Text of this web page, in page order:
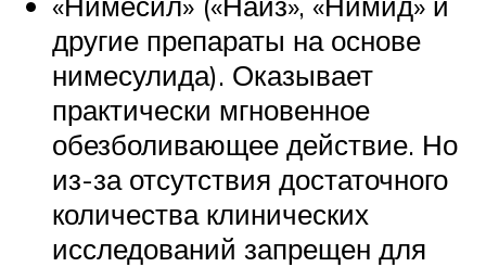
другие препараты на основе
нимесулида). Оказывает
практически мгновенное
обезболивающее действие. Но
из-за отсутствия достаточного
количества клинических
исследований запрещен для